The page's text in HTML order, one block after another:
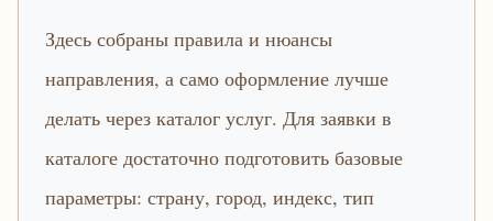
Здесь собраны правила и нюансы
направления, а само оформление лучше
делать через каталог услуг. Для заявки в
каталоге достаточно подготовить базовые
параметры: страну, город, индекс, тип